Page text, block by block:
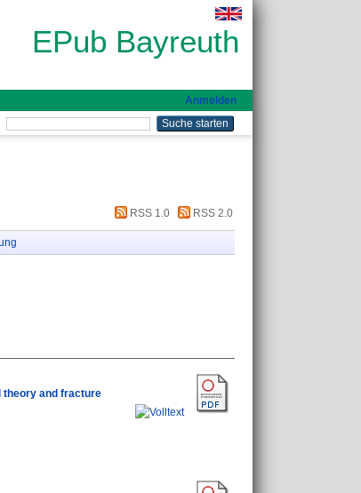
EPub Bayreuth
Anmelden
RSS 1.0 RSS 2.0
theory and fracture